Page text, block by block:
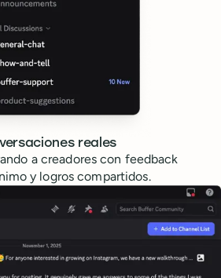
reales
a creadores con feedback
y logros compartidos.